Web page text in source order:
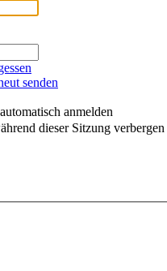
senden
anmelden
dieser Sitzung verbergen